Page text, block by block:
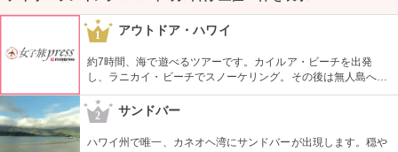
1 アウトドア・ハワイ
約7時間、海で遊べるツアーです。カイルア・ビーチを出発
し、ラニカイ・ビーチでスノーケリング。その後は無人島へゴ
ー！スカヌーをこぎながら、どこまでも続く美しい海を満喫で
きます。日本語スタッフもいますし、送迎やランチもついてい
ます。
2 サンドバー
ハワイ州で唯一、カネオヘ湾にサンドバーが出現します。穏や